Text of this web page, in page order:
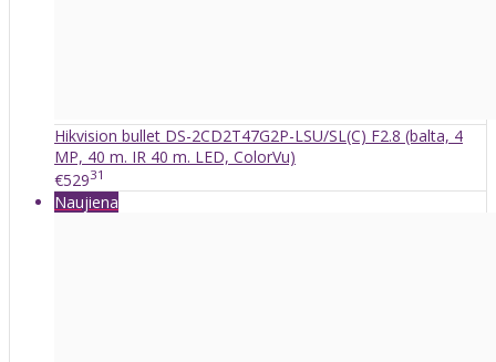
Hikvision bullet DS-2CD2T47G2P-LSU/SL(C) F2.8 (balta, 4
MP, 40 m. IR 40 m. LED, ColorVu)
€52931
Naujiena